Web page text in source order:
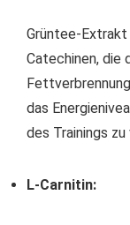
Grüntee-Extrakt
Catechinen, die
das
des Trainings zu
L-Carnitin: